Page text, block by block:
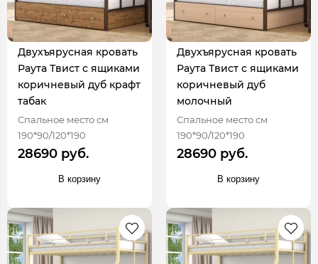
Двухъярусная кровать
Раута Твист с ящиками
коричневый дуб крафт
табак
Спальное место см
190*90/120*190
28690 руб.
В корзину
Двухъярусная кровать
Раута Твист с ящиками
коричневый дуб
молочный
Спальное место см
190*90/120*190
28690 руб.
В корзину